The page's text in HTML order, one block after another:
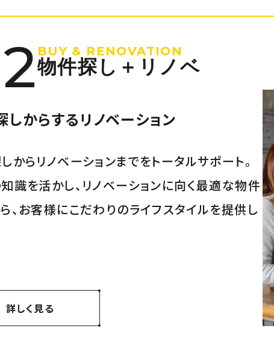
BUY & RENOVATION
物件探し＋リノベ
しからするリノベーション
からリノベーションまでをトータルサポート。
識を活かし、リノベーションに向く最適な物件
、お客様にこだわりのライフスタイルを提供し
詳しく見る